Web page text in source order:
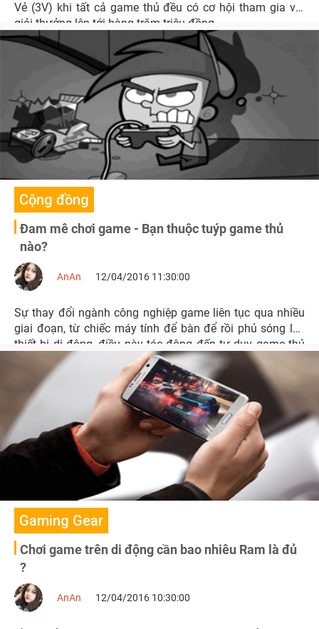
Vẻ (3V) khi tất cả game thủ đều có cơ hội tham gia với
giải thưởng lên tới hàng trăm triệu đồng
Cộng đồng
Đam mê chơi game - Bạn thuộc tuýp game thủ
nào?
AnAn 12/04/2016 11:30:00
Sự thay đổi ngành công nghiệp game liên tục qua nhiều
giai đoạn, từ chiếc máy tính để bàn để rồi phủ sóng lên
thiết bị di động, điều này tác động đến tư duy game thủ
Gaming Gear
Chơi game trên di động cần bao nhiêu Ram là đủ
?
AnAn 12/04/2016 10:30:00